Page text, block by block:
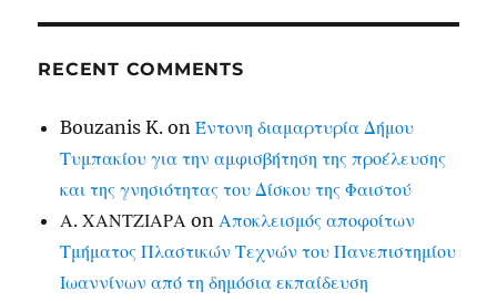
RECENT COMMENTS
Bouzanis K. onΈντονη διαμαρτυρία Δήμου
Τυμπακίου για την αμφισβήτηση της προέλευσης
και της γνησιότητας του Δίσκου της Φαιστού
Α. ΧΑΝΤΖΙΑΡΑ onΑποκλεισμός αποφοίτων
Τμήματος Πλαστικών Τεχνών του Πανεπιστημίου
Ιωαννίνων από τη δημόσια εκπαίδευση